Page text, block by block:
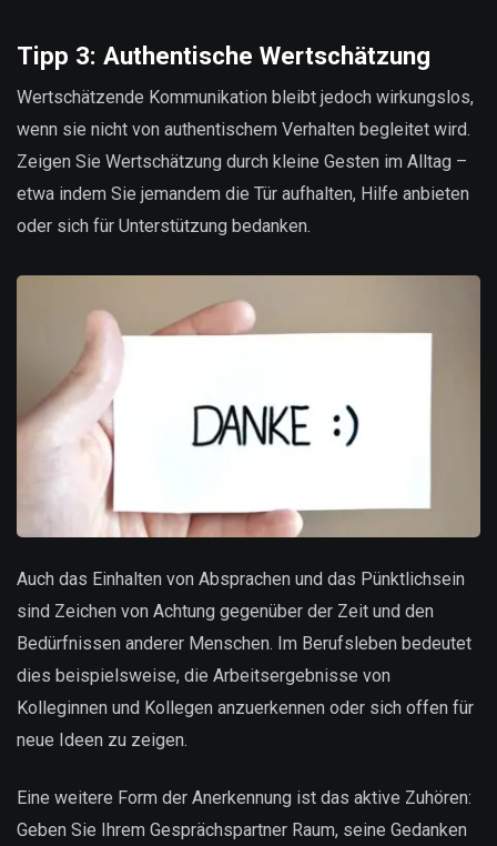
Tipp 3: Authentische Wertschätzung
Wertschätzende Kommunikation bleibt jedoch wirkungslos,
wenn sie nicht von authentischem Verhalten begleitet wird.
Zeigen Sie Wertschätzung durch kleine Gesten im Alltag –
etwa indem Sie jemandem die Tür aufhalten, Hilfe anbieten
oder sich für Unterstützung bedanken.
Auch das Einhalten von Absprachen und das Pünktlichsein
sind Zeichen von Achtung gegenüber der Zeit und den
Bedürfnissen anderer Menschen. Im Berufsleben bedeutet
dies beispielsweise, die Arbeitsergebnisse von
Kolleginnen und Kollegen anzuerkennen oder sich offen für
neue Ideen zu zeigen.
Eine weitere Form der Anerkennung ist das aktive Zuhören:
Geben Sie Ihrem Gesprächspartner Raum, seine Gedanken